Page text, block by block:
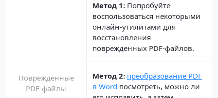
Поврежденные
PDF-файлы
Метод 1:Попробуйте
воспользоваться некоторыми
онлайн-утилитами для
восстановления
поврежденных PDF-файлов.
Метод 2: преобразование PDF
в Word посмотреть, можно ли